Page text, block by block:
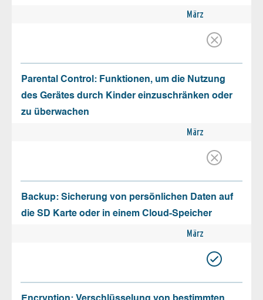
März
Parental Control: Funktionen, um die Nutzung
des Gerätes durch Kinder einzuschränken oder
zu überwachen
März
Backup: Sicherung von persönlichen Daten auf
die SD Karte oder in einem Cloud-Speicher
März